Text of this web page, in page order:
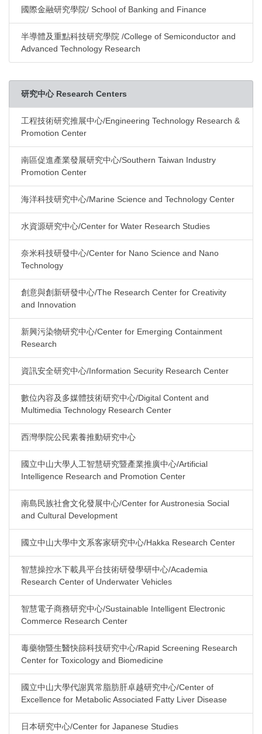
國際金融研究學院/ School of Banking and Finance
半導體及重點科技研究學院 /College of Semiconductor and
Advanced Technology Research
研究中心 Research Centers
工程技術研究推展中心/Engineering Technology Research &
Promotion Center
南區促進產業發展研究中心/Southern Taiwan Industry
Promotion Center
海洋科技研究中心/Marine Science and Technology Center
水資源研究中心/Center for Water Research Studies
奈米科技研發中心/Center for Nano Science and Nano
Technology
創意與創新研發中心/The Research Center for Creativity
and Innovation
新興污染物研究中心/Center for Emerging Containment
Research
資訊安全研究中心/Information Security Research Center
數位內容及多媒體技術研究中心/Digital Content and
Multimedia Technology Research Center
西灣學院公民素養推動研究中心
國立中山大學人工智慧研究暨產業推廣中心/Artificial
Intelligence Research and Promotion Center
南島民族社會文化發展中心/Center for Austronesia Social
and Cultural Development
國立中山大學中文系客家研究中心/Hakka Research Center
智慧操控水下載具平台技術研發學研中心/Academia
Research Center of Underwater Vehicles
智慧電子商務研究中心/Sustainable Intelligent Electronic
Commerce Research Center
毒藥物暨生醫快篩科技研究中心/Rapid Screening Research
Center for Toxicology and Biomedicine
國立中山大學代謝異常脂肪肝卓越研究中心/Center of
Excellence for Metabolic Associated Fatty Liver Disease
日本研究中心/Center for Japanese Studies